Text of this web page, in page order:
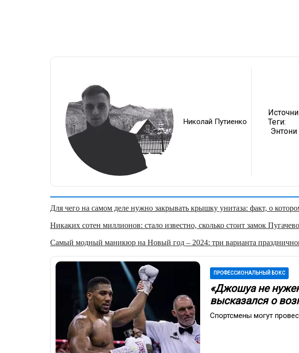
Николай Путиенко
Теги:
Для чего на самом деле нужно закрывать крышку унитаза: факт, о
Никаких сотен миллионов: стало известно, сколько стоит замок
Самый модный маникюр на Новый год – 2024: три варианта
ПРОФЕССИОНАЛЬНЫЙ БОКС
«Джошуа не
высказался о
Спортсмены могут